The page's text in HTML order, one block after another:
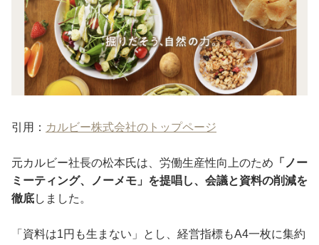
引用： カルビー株式会社のトップページ
元カルビー社長の松本氏は、労働生産性向上のため 「ノー
ミーティング、ノーメモ」を提唱し、会議と資料の削減を
徹底しました。
「資料は1円も生まない」とし、経営指標もA4一枚に集約